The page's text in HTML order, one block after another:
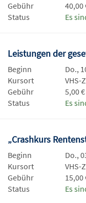
Gebühr
40,00
Status
Es
Leistungen der
Beginn
Do.,
Kursort
VHS-
Gebühr
5,00 €
Status
Es
„Crashkurs
Beginn
Do.,
Kursort
VHS-
Gebühr
15,00
Status
Es